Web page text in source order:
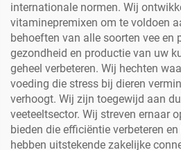
internationale normen. Wij
vitaminepremixen om te voldoen
behoeften van alle soorten vee en
gezondheid en productie van uw
geheel verbeteren. Wij hechten
voeding die stress bij dieren
verhoogt. Wij zijn toegewijd aan
veeteeltsector. Wij streven ernaar
bieden die efficiëntie verbeteren
hebben uitstekende zakelijke